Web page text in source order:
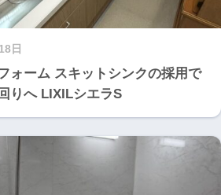
日
ォーム スキットシンクの採用で
りへ LIXILシエラS